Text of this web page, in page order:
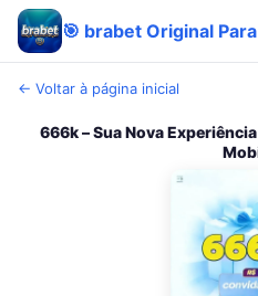
← Voltar à página inicial
666k – Sua Nova